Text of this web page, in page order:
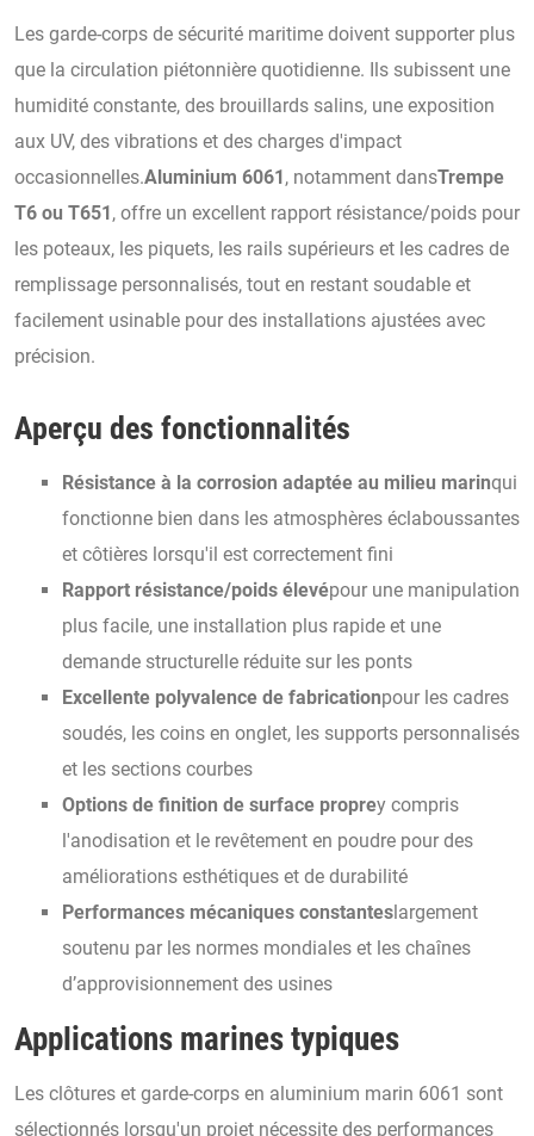
Les garde-corps de sécurité maritime doivent supporter plus
que la circulation piétonnière quotidienne. Ils subissent une
humidité constante, des brouillards salins, une exposition
aux UV, des vibrations et des charges d'impact
occasionnelles.Aluminium 6061, notamment dansTrempe
T6 ou T651, offre un excellent rapport résistance/poids pour
les poteaux, les piquets, les rails supérieurs et les cadres de
remplissage personnalisés, tout en restant soudable et
facilement usinable pour des installations ajustées avec
précision.
Aperçu des fonctionnalités
Résistance à la corrosion adaptée au milieu marinqui
fonctionne bien dans les atmosphères éclaboussantes
et côtières lorsqu'il est correctement fini
Rapport résistance/poids élevépour une manipulation
plus facile, une installation plus rapide et une
demande structurelle réduite sur les ponts
Excellente polyvalence de fabricationpour les cadres
soudés, les coins en onglet, les supports personnalisés
et les sections courbes
Options de finition de surface proprey compris
l'anodisation et le revêtement en poudre pour des
améliorations esthétiques et de durabilité
Performances mécaniques constanteslargement
soutenu par les normes mondiales et les chaînes
d’approvisionnement des usines
Applications marines typiques
Les clôtures et garde-corps en aluminium marin 6061 sont
sélectionnés lorsqu'un projet nécessite des performances